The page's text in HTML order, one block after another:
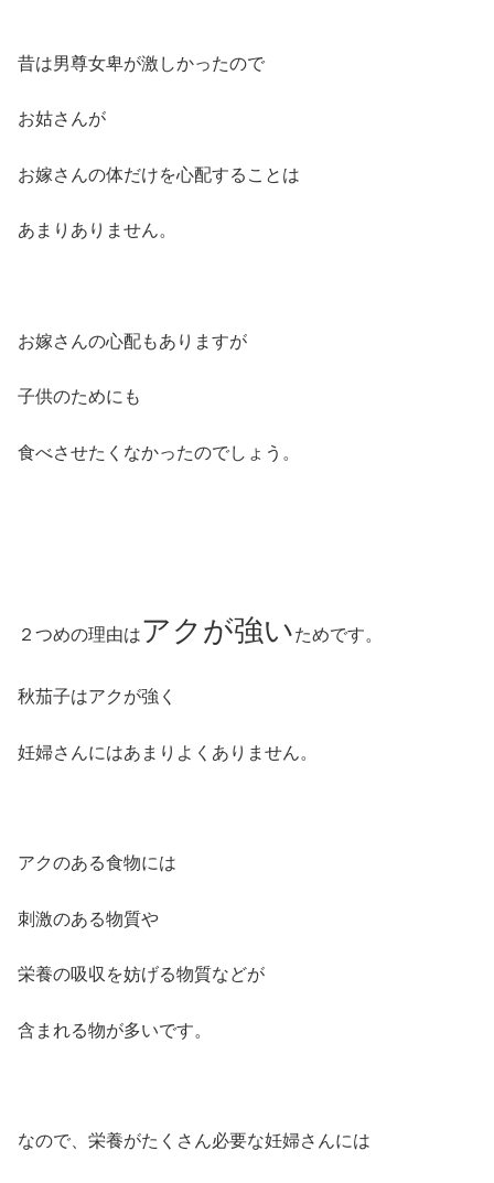
昔は男尊女卑が激しかったので
お姑さんが
お嫁さんの体だけを心配することは
あまりありません。
お嫁さんの心配もありますが
子供のためにも
食べさせたくなかったのでしょう。
２つめの理由はアクが強いためです。
秋茄子はアクが強く
妊婦さんにはあまりよくありません。
アクのある食物には
刺激のある物質や
栄養の吸収を妨げる物質などが
含まれる物が多いです。
なので、栄養がたくさん必要な妊婦さんには